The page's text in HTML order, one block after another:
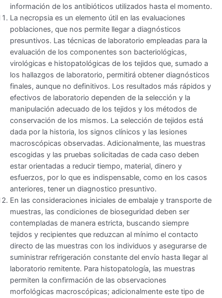
información de los antibióticos utilizados hasta el momento.
La necropsia es un elemento útil en las evaluaciones
poblaciones, que nos permite llegar a diagnósticos
presuntivos. Las técnicas de laboratorio empleadas para la
evaluación de los componentes son bacteriológicas,
virológicas e histopatológicas de los tejidos que, sumado a
los hallazgos de laboratorio, permitirá obtener diagnósticos
finales, aunque no definitivos. Los resultados más rápidos y
efectivos de laboratorio dependen de la selección y la
manipulación adecuado de los tejidos y los métodos de
conservación de los mismos. La selección de tejidos está
dada por la historia, los signos clínicos y las lesiones
macroscópicas observadas. Adicionalmente, las muestras
escogidas y las pruebas solicitadas de cada caso deben
estar orientadas a reducir tiempo, material, dinero y
esfuerzos, por lo que es indispensable, como en los casos
anteriores, tener un diagnostico presuntivo.
En las consideraciones iniciales de embalaje y transporte de
muestras, las condiciones de bioseguridad deben ser
contempladas de manera estricta, buscando siempre
tejidos y recipientes que reduzcan al mínimo el contacto
directo de las muestras con los individuos y asegurarse de
suministrar refrigeración constante del envío hasta llegar al
laboratorio remitente. Para histopatología, las muestras
permiten la confirmación de las observaciones
morfológicas macroscópicas; adicionalmente este tipo de